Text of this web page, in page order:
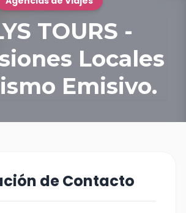
TOURS -
Locales
Emisivo.
de Contacto